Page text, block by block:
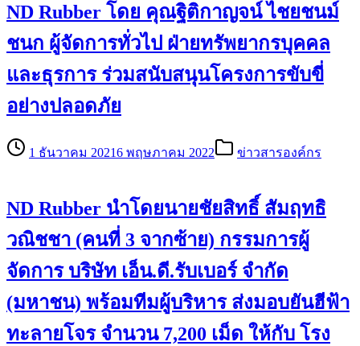
ND Rubber โดย คุณฐิติกาญจน์ ไชยชนม์
ชนก ผู้จัดการทั่วไป ฝ่ายทรัพยากรบุคคล
และธุรการ ร่วมสนับสนุนโครงการขับขี่
อย่างปลอดภัย
1 ธันวาคม 20216 พฤษภาคม 2022 ข่าวสารองค์กร
ND Rubber นำโดยนายชัยสิทธิ์ สัมฤทธิ
วณิชชา (คนที่ 3 จากซ้าย) กรรมการผู้
จัดการ บริษัท เอ็น.ดี.รับเบอร์ จำกัด
(มหาชน) พร้อมทีมผู้บริหาร ส่งมอบยันฮีฟ้า
ทะลายโจร จำนวน 7,200 เม็ด ให้กับ โรง